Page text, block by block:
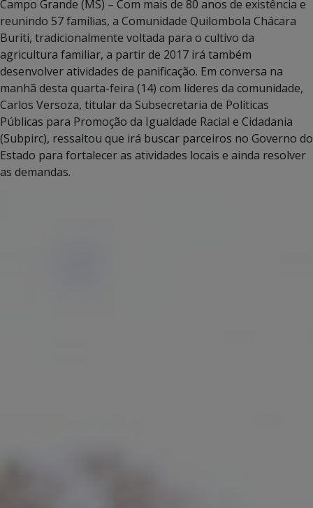
Campo Grande (MS) – Com mais de 80 anos de existência e
reunindo 57 famílias, a Comunidade Quilombola Chácara
Buriti, tradicionalmente voltada para o cultivo da
agricultura familiar, a partir de 2017 irá também
desenvolver atividades de panificação. Em conversa na
manhã desta quarta-feira (14) com líderes da comunidade,
Carlos Versoza, titular da Subsecretaria de Políticas
Públicas para Promoção da Igualdade Racial e Cidadania
(Subpirc), ressaltou que irá buscar parceiros no Governo do
Estado para fortalecer as atividades locais e ainda resolver
as demandas.